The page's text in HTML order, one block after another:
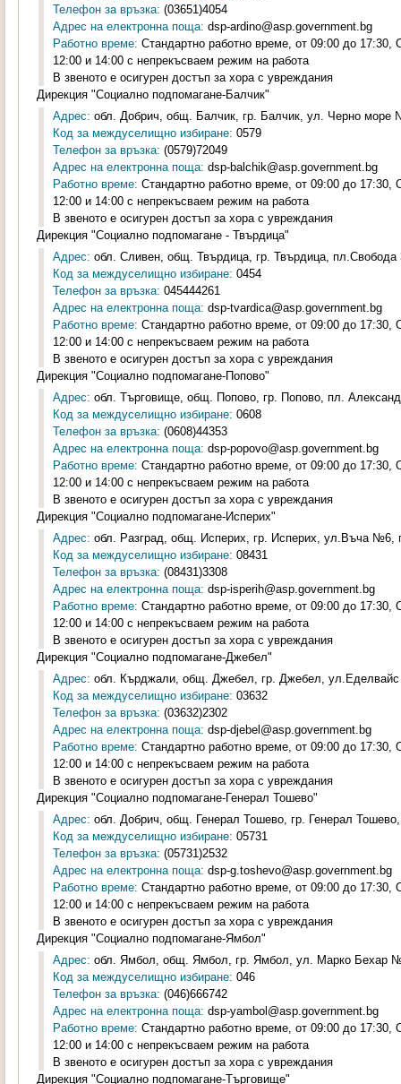
Телефон за връзка: (03651)4054
Адрес на електронна поща: dsp-ardino@asp.government.bg
Работно време: Стандартно работно време, от 09:00 до
12:00 и 14:00 с непрекъсваем режим на работа
В звеното е осигурен достъп за хора с увреждания
Дирекция "Социално подпомагане-Балчик"
Адрес: обл. Добрич, общ. Балчик, гр. Балчик, ул. Черно море
Код за междуселищно избиране: 0579
Телефон за връзка: (0579)72049
Адрес на електронна поща: dsp-balchik@asp.government.bg
Работно време: Стандартно работно време, от 09:00 до
12:00 и 14:00 с непрекъсваем режим на работа
В звеното е осигурен достъп за хора с увреждания
Дирекция "Социално подпомагане - Твърдица"
Адрес: обл. Сливен, общ. Твърдица, гр. Твърдица, пл.Свобода
Код за междуселищно избиране: 0454
Телефон за връзка: 045444261
Адрес на електронна поща: dsp-tvardica@asp.government.bg
Работно време: Стандартно работно време, от 09:00 до
12:00 и 14:00 с непрекъсваем режим на работа
В звеното е осигурен достъп за хора с увреждания
Дирекция "Социално подпомагане-Попово"
Адрес: обл. Търговище, общ. Попово, гр. Попово, пл.
Код за междуселищно избиране: 0608
Телефон за връзка: (0608)44353
Адрес на електронна поща: dsp-popovo@asp.government.bg
Работно време: Стандартно работно време, от 09:00 до
12:00 и 14:00 с непрекъсваем режим на работа
В звеното е осигурен достъп за хора с увреждания
Дирекция "Социално подпомагане-Исперих"
Адрес: обл. Разград, общ. Исперих, гр. Исперих, ул.Въча №6,
Код за междуселищно избиране: 08431
Телефон за връзка: (08431)3308
Адрес на електронна поща: dsp-isperih@asp.government.bg
Работно време: Стандартно работно време, от 09:00 до
12:00 и 14:00 с непрекъсваем режим на работа
В звеното е осигурен достъп за хора с увреждания
Дирекция "Социално подпомагане-Джебел"
Адрес: обл. Кърджали, общ. Джебел, гр. Джебел,
Код за междуселищно избиране: 03632
Телефон за връзка: (03632)2302
Адрес на електронна поща: dsp-djebel@asp.government.bg
Работно време: Стандартно работно време, от 09:00 до
12:00 и 14:00 с непрекъсваем режим на работа
В звеното е осигурен достъп за хора с увреждания
Дирекция "Социално подпомагане-Генерал Тошево"
Адрес: обл. Добрич, общ. Генерал Тошево, гр. Генерал
Код за междуселищно избиране: 05731
Телефон за връзка: (05731)2532
Адрес на електронна поща: dsp-g.toshevo@asp.government.bg
Работно време: Стандартно работно време, от 09:00 до
12:00 и 14:00 с непрекъсваем режим на работа
В звеното е осигурен достъп за хора с увреждания
Дирекция "Социално подпомагане-Ямбол"
Адрес: обл. Ямбол, общ. Ямбол, гр. Ямбол, ул. Марко Бехар
Код за междуселищно избиране: 046
Телефон за връзка: (046)666742
Адрес на електронна поща: dsp-yambol@asp.government.bg
Работно време: Стандартно работно време, от 09:00 до
12:00 и 14:00 с непрекъсваем режим на работа
В звеното е осигурен достъп за хора с увреждания
Дирекция "Социално подпомагане-Търговище"